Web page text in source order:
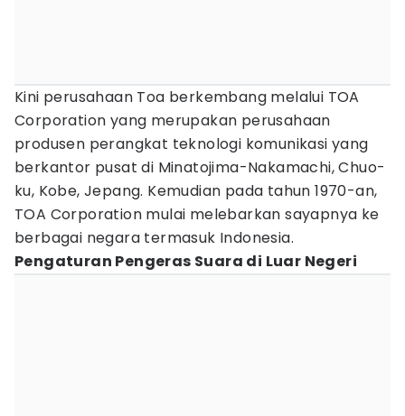
Kini perusahaan Toa berkembang melalui TOA
Corporation yang merupakan perusahaan
produsen perangkat teknologi komunikasi yang
berkantor pusat di Minatojima-Nakamachi, Chuo-
ku, Kobe, Jepang. Kemudian pada tahun 1970-an,
TOA Corporation mulai melebarkan sayapnya ke
berbagai negara termasuk Indonesia.
Pengaturan Pengeras Suara di Luar Negeri